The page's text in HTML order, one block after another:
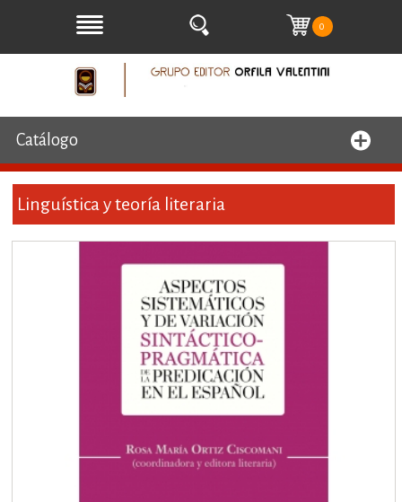
0
Catálogo
Linguística y teoría literaria